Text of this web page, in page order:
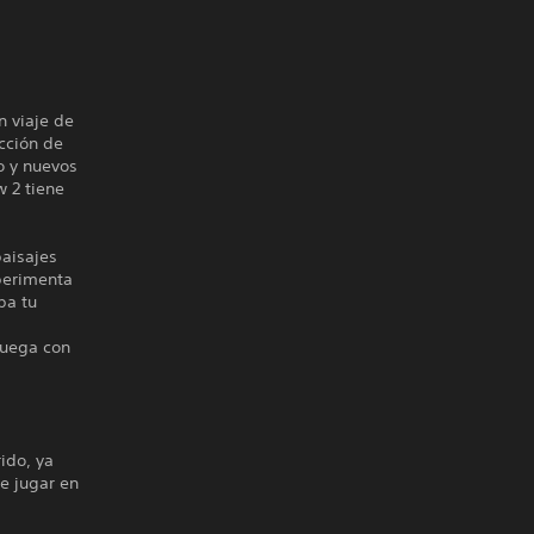
viaje de
de
y nuevos
2 tiene
tu
con
ya
jugar en